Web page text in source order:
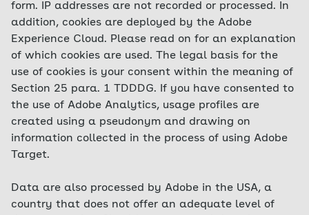
form. IP addresses are not recorded or processed. In
addition, cookies are deployed by the Adobe
Experience Cloud. Please read on for an explanation
of which cookies are used. The legal basis for the
use of cookies is your consent within the meaning of
Section 25 para. 1 TDDDG. If you have consented to
the use of Adobe Analytics, usage profiles are
created using a pseudonym and drawing on
information collected in the process of using Adobe
Target.
Data are also processed by Adobe in the USA, a
country that does not offer an adequate level of